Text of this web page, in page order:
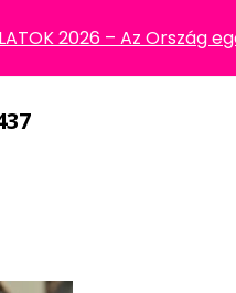
2026 – Az Ország